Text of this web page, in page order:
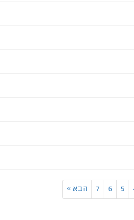
5
6
7 הבא »